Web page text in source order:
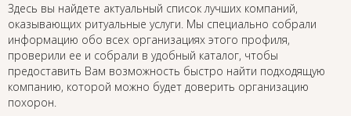
Здесь вы найдете актуальный список лучших компаний,
оказывающих ритуальные услуги. Мы специально собрали
информацию обо всех организациях этого профиля,
проверили ее и собрали в удобный каталог, чтобы
предоставить Вам возможность быстро найти подходящую
компанию, которой можно будет доверить организацию
похорон.